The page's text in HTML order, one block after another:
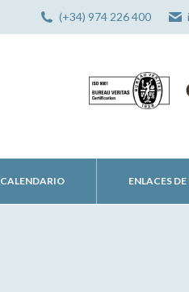
(+34) 974 226 400
CALENDARIO ENLACES